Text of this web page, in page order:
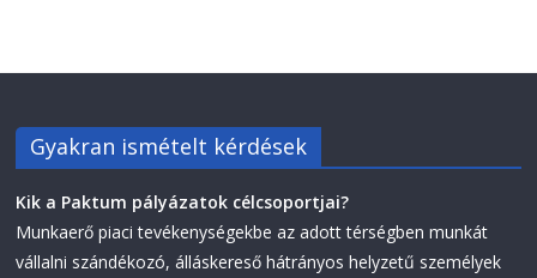
Gyakran ismételt kérdések
Kik a Paktum pályázatok célcsoportjai?
Munkaerő piaci tevékenységekbe az adott térségben munkát
vállalni szándékozó, álláskereső hátrányos helyzetű személyek